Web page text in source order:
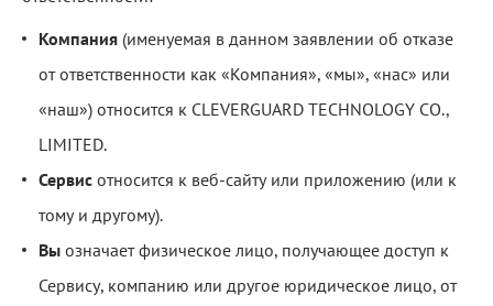
Компания (именуемая в данном заявлении об отказе
от ответственности как «Компания», «мы», «нас» или
«наш») относится к CLEVERGUARD TECHNOLOGY CO.,
LIMITED.
Сервис относится к веб-сайту или приложению (или к
тому и другому).
Вы означает физическое лицо, получающее доступ к
Сервису, компанию или другое юридическое лицо, от